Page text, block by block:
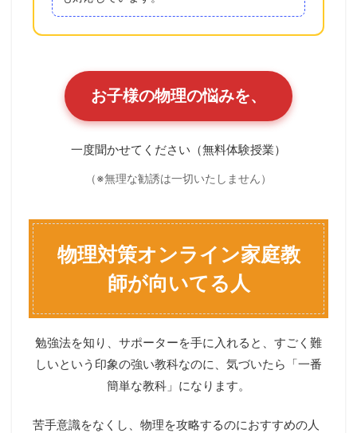
お子様の物理の悩みを、
一度聞かせてください（無料体験授業）
（※無理な勧誘は一切いたしません）
物理対策オンライン家庭教
師が向いてる人
勉強法を知り、サポーターを手に入れると、すごく難
しいという印象の強い教科なのに、気づいたら「一番
簡単な教科」になります。
苦手意識をなくし、物理を攻略するのにおすすめの人